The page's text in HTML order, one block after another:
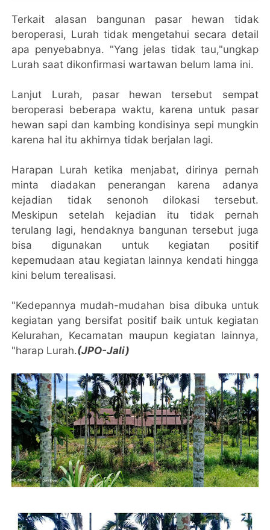
Terkait alasan bangunan pasar hewan tidak
beroperasi, Lurah tidak mengetahui secara detail
apa penyebabnya. "Yang jelas tidak tau,"ungkap
Lurah saat dikonfirmasi wartawan belum lama ini.
Lanjut Lurah, pasar hewan tersebut sempat
beroperasi beberapa waktu, karena untuk pasar
hewan sapi dan kambing kondisinya sepi mungkin
karena hal itu akhirnya tidak berjalan lagi.
Harapan Lurah ketika menjabat, dirinya pernah
minta diadakan penerangan karena adanya
kejadian tidak senonoh dilokasi tersebut.
Meskipun setelah kejadian itu tidak pernah
terulang lagi, hendaknya bangunan tersebut juga
bisa digunakan untuk kegiatan positif
kepemudaan atau kegiatan lainnya kendati hingga
kini belum terealisasi.
"Kedepannya mudah-mudahan bisa dibuka untuk
kegiatan yang bersifat positif baik untuk kegiatan
Kelurahan, Kecamatan maupun kegiatan lainnya,
"harap Lurah.(JPO-Jali)